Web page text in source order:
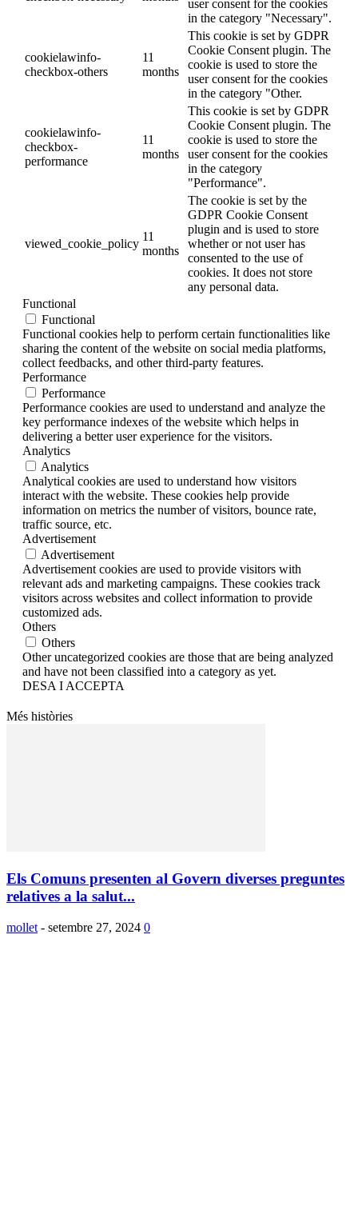
user consent for the cookies
in the category "Necessary".
cookielawinfo-
checkbox-others
11
months
This cookie is set by GDPR
Cookie Consent plugin. The
cookie is used to store the
user consent for the cookies
in the category "Other.
cookielawinfo-
checkbox-
performance
11
months
This cookie is set by GDPR
Cookie Consent plugin. The
cookie is used to store the
user consent for the cookies
in the category
"Performance".
viewed_cookie_policy
11
months
The cookie is set by the
GDPR Cookie Consent
plugin and is used to store
whether or not user has
consented to the use of
cookies. It does not store
any personal data.
Functional
Functional
Functional cookies help to perform certain functionalities like
sharing the content of the website on social media platforms,
collect feedbacks, and other third-party features.
Performance
Performance
Performance cookies are used to understand and analyze the
key performance indexes of the website which helps in
delivering a better user experience for the visitors.
Analytics
Analytics
Analytical cookies are used to understand how visitors
interact with the website. These cookies help provide
information on metrics the number of visitors, bounce rate,
traffic source, etc.
Advertisement
Advertisement
Advertisement cookies are used to provide visitors with
relevant ads and marketing campaigns. These cookies track
visitors across websites and collect information to provide
customized ads.
Others
Others
Other uncategorized cookies are those that are being analyzed
and have not been classified into a category as yet.
DESA I ACCEPTA
Més històries
Els Comuns presenten al Govern diverses preguntes
relatives a la salut...
mollet - setembre 27, 2024 0